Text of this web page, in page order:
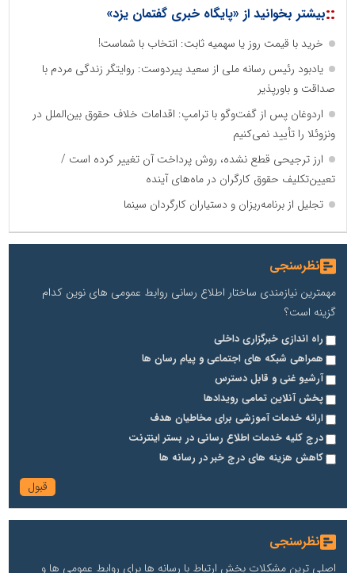
::بیشتر بخوانید از «پایگاه خبری گفتمان یزد»
خرید با قیمت روز یا سهمیه ثابت: انتخاب با شماست!
یادبود رئیس رسانه ملی از سعید پیردوست: روایتگر زندگی مردم با
صداقت و باورپذیر
اردوغان پس از گفت‌وگو با ترامپ: اقدامات خلاف حقوق بین‌الملل در
ونزوئلا را تأیید نمی‌کنیم
ارز ترجیحی قطع نشده، روش پرداخت آن تغییر کرده است /
تعیین‌تکلیف حقوق کارگران در ماه‌های آینده
تجلیل از برنامه‌ریزان و دستیاران کارگردان سینما
نظرسنجی
مهمترین نیازمندی ساختار اطلاع رسانی روابط عمومی های نوین کدام
گزینه است؟
راه اندازی خبرگزاری داخلی
همراهی شبکه های اجتماعی و پیام رسان ها
آرشیو غنی و قابل دسترس
پخش آنلاین تمامی رویدادها
ارائه خدمات آموزشی برای مخاطیان هدف
درج کلیه خدمات اطلاع رسانی در بستر اینترنت
کاهش هزینه های درج خبر در رسانه ها
نظرسنجی
اصلی ترین مشکلات بخش ارتباط با رسانه ها برای روابط عمومی ها و